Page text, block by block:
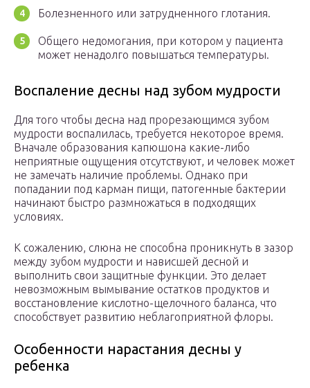
Болезненного или затрудненного глотания.
Общего недомогания, при котором у пациента
может ненадолго повышаться температуры.
Воспаление десны над зубом мудрости
Для того чтобы десна над прорезающимся зубом
мудрости воспалилась, требуется некоторое время.
Вначале образования капюшона какие-либо
неприятные ощущения отсутствуют, и человек может
не замечать наличие проблемы. Однако при
попадании под карман пищи, патогенные бактерии
начинают быстро размножаться в подходящих
условиях.
К сожалению, слюна не способна проникнуть в зазор
между зубом мудрости и нависшей десной и
выполнить свои защитные функции. Это делает
невозможным вымывание остатков продуктов и
восстановление кислотно-щелочного баланса, что
способствует развитию неблагоприятной флоры.
Особенности нарастания десны у
ребенка